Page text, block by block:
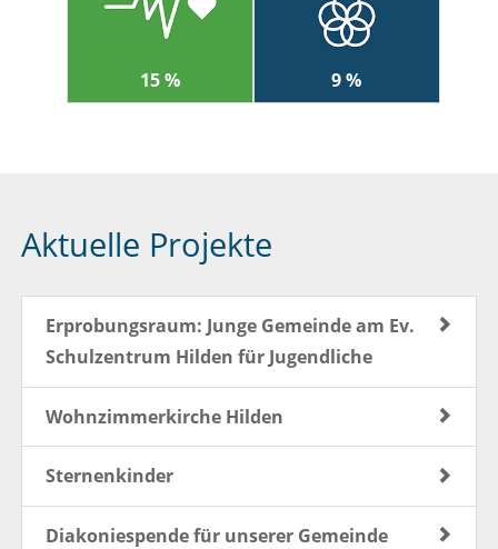
15 % 9 %
Aktuelle Projekte
Erprobungsraum: Junge Gemeinde am Ev.
Schulzentrum Hilden für Jugendliche
Wohnzimmerkirche Hilden
Sternenkinder
Diakoniespende für unserer Gemeinde